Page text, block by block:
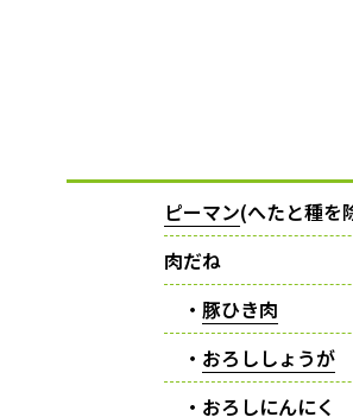
ピーマン(へたと種を
肉だね
・ 豚ひき肉
・ おろししょうが
・ おろしにんにく